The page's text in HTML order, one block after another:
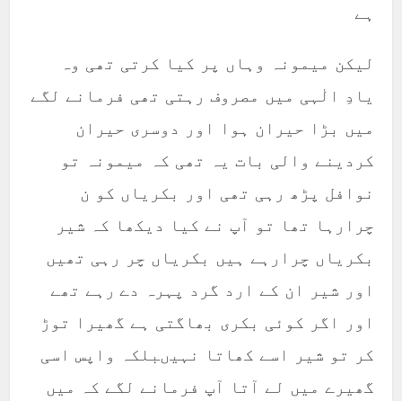
ہے
لیکن میمونہ وہاں پر کیا کرتی تھی وہ
یادِ الٰہی میں مصروف رہتی تھی فرمانے لگے
میں بڑا حیران ہوا اور دوسری حیران
کردینے والی بات یہ تھی کہ میمونہ تو
نوافل پڑھ رہی تھی اور بکریاں کو ن
چرارہا تھا تو آپ نے کیا دیکھا کہ شیر
بکریاں چرارہے ہیں بکریاں چر رہی تھیں
اور شیر ان کے ارد گرد پہرہ دے رہے تھے
اور اگر کوئی بکری بھاگتی ہے گھیرا توڑ
کر تو شیر اسے کھاتا نہیںبلکہ واپس اسی
گھیرے میں لے آتا آپ فرمانے لگے کہ میں